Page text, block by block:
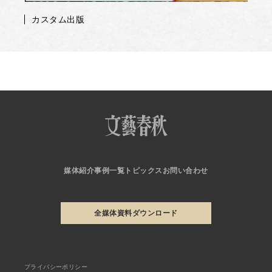
カスタム出版
媒体紹介事例一覧 トピックス お問い合わせ
全媒体資料ダウンロード
プライバシーポリシー